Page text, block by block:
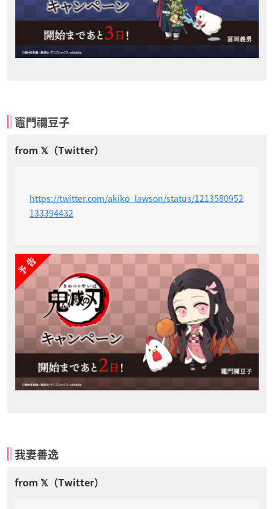
竈門禰豆子
https://twitter.com/akiko_lawson/status/1213580952
133394432
我妻善逸